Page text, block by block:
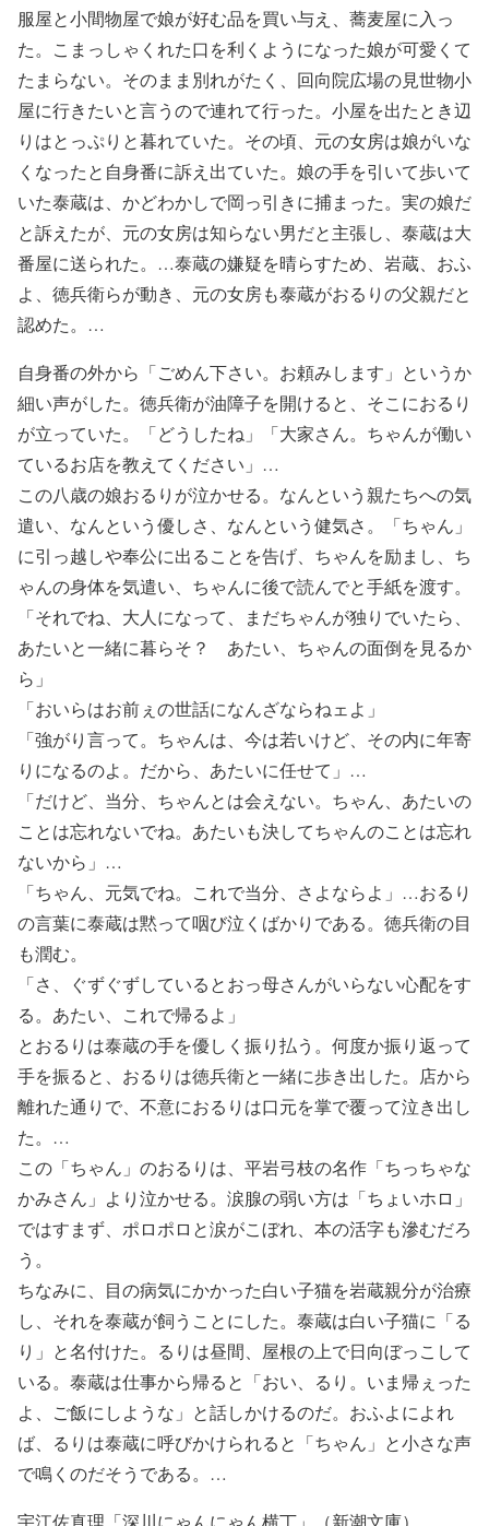
服屋と小間物屋で娘が好む品を買い与え、蕎麦屋に入っ
た。こまっしゃくれた口を利くようになった娘が可愛くて
たまらない。そのまま別れがたく、回向院広場の見世物小
屋に行きたいと言うので連れて行った。小屋を出たとき辺
りはとっぷりと暮れていた。その頃、元の女房は娘がいな
くなったと自身番に訴え出ていた。娘の手を引いて歩いて
いた泰蔵は、かどわかしで岡っ引きに捕まった。実の娘だ
と訴えたが、元の女房は知らない男だと主張し、泰蔵は大
番屋に送られた。…泰蔵の嫌疑を晴らすため、岩蔵、おふ
よ、徳兵衛らが動き、元の女房も泰蔵がおるりの父親だと
認めた。…
自身番の外から「ごめん下さい。お頼みします」というか
細い声がした。徳兵衛が油障子を開けると、そこにおるり
が立っていた。「どうしたね」「大家さん。ちゃんが働い
ているお店を教えてください」…
この八歳の娘おるりが泣かせる。なんという親たちへの気
遣い、なんという優しさ、なんという健気さ。「ちゃん」
に引っ越しや奉公に出ることを告げ、ちゃんを励まし、ち
ゃんの身体を気遣い、ちゃんに後で読んでと手紙を渡す。
「それでね、大人になって、まだちゃんが独りでいたら、
あたいと一緒に暮らそ？ あたい、ちゃんの面倒を見るか
ら」
「おいらはお前ぇの世話になんざならねェよ」
「強がり言って。ちゃんは、今は若いけど、その内に年寄
りになるのよ。だから、あたいに任せて」…
「だけど、当分、ちゃんとは会えない。ちゃん、あたいの
ことは忘れないでね。あたいも決してちゃんのことは忘れ
ないから」…
「ちゃん、元気でね。これで当分、さよならよ」…おるり
の言葉に泰蔵は黙って咽び泣くばかりである。徳兵衛の目
も潤む。
「さ、ぐずぐずしているとおっ母さんがいらない心配をす
る。あたい、これで帰るよ」
とおるりは泰蔵の手を優しく振り払う。何度か振り返って
手を振ると、おるりは徳兵衛と一緒に歩き出した。店から
離れた通りで、不意におるりは口元を掌で覆って泣き出し
た。…
この「ちゃん」のおるりは、平岩弓枝の名作「ちっちゃな
かみさん」より泣かせる。涙腺の弱い方は「ちょいホロ」
ではすまず、ポロポロと涙がこぼれ、本の活字も滲むだろ
う。
ちなみに、目の病気にかかった白い子猫を岩蔵親分が治療
し、それを泰蔵が飼うことにした。泰蔵は白い子猫に「る
り」と名付けた。るりは昼間、屋根の上で日向ぼっこして
いる。泰蔵は仕事から帰ると「おい、るり。いま帰ぇった
よ、ご飯にしような」と話しかけるのだ。おふよによれ
ば、るりは泰蔵に呼びかけられると「ちゃん」と小さな声
で鳴くのだそうである。…
宇江佐真理「深川にゃんにゃん横丁」（新潮文庫）